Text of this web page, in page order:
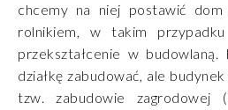
chcemy na niej postawić
rolnikiem, w takim
przekształcenie w
działkę zabudować, ale
tzw. zabudowie zagrodowej